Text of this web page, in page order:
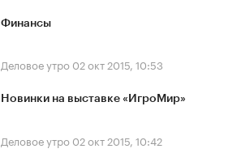
Финансы
Деловое утро 02 окт 2015, 10:53
Новинки на выставке «ИгроМир»
Деловое утро 02 окт 2015, 10:42